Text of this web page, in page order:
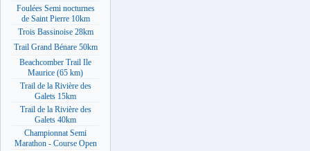
Foulées Semi nocturnes
de Saint Pierre 10km
Trois Bassinoise 28km
Trail Grand Bénare 50km
Beachcomber Trail Ile
Maurice (65 km)
Trail de la Rivière des
Galets 15km
Trail de la Rivière des
Galets 40km
Championnat Semi
Marathon - Course Open